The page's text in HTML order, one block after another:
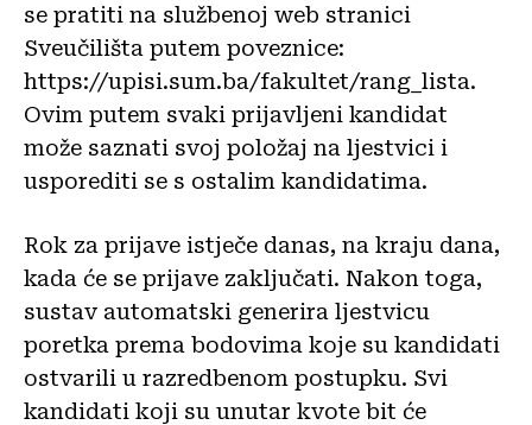
se pratiti na službenoj web stranici
Sveučilišta putem poveznice:
https://upisi.sum.ba/fakultet/rang_lista.
Ovim putem svaki prijavljeni kandidat
može saznati svoj položaj na ljestvici i
usporediti se s ostalim kandidatima.
Rok za prijave istječe danas, na kraju dana,
kada će se prijave zaključati. Nakon toga,
sustav automatski generira ljestvicu
poretka prema bodovima koje su kandidati
ostvarili u razredbenom postupku. Svi
kandidati koji su unutar kvote bit će